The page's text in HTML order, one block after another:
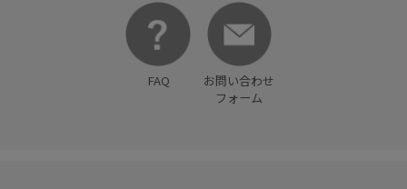
FAQ
お問い合わせ
フォーム